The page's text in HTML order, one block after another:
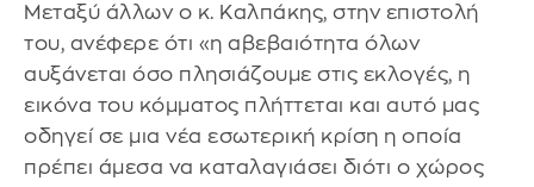
Μεταξύ άλλων ο κ. Καλπάκης, στην επιστολή
του, ανέφερε ότι «η αβεβαιότητα όλων
αυξάνεται όσο πλησιάζουμε στις εκλογές, η
εικόνα του κόμματος πλήττεται και αυτό μας
οδηγεί σε μια νέα εσωτερική κρίση η οποία
πρέπει άμεσα να καταλαγιάσει διότι ο χώρος